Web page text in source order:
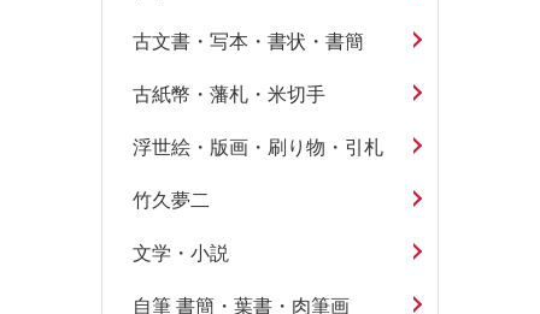
古文書・写本・書状・書簡
古紙幣・藩札・米切手
浮世絵・版画・刷り物・引札
竹久夢二
文学・小説
自筆 書簡・葉書・肉筆画